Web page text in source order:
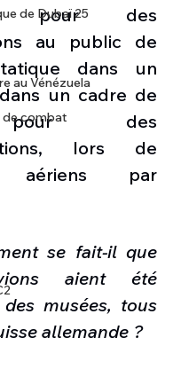
de Dubaï 25
au Vénézuela
de combat
pour des
au public de
dans un
un cadre de
des
lors de
aériens par
se fait-il que
aient été
musées, tous
allemande ?